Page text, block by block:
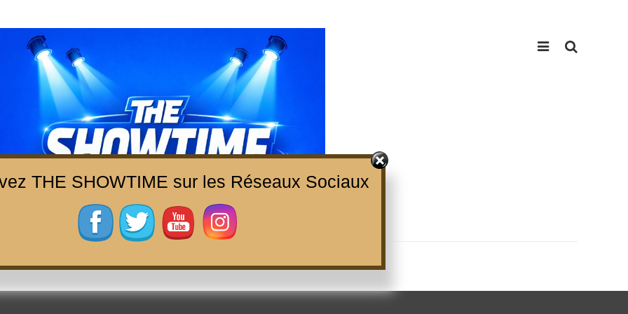
SHOWTIME
magazine sur l'actualité concerts, festivals et showcases
ACCUEIL À PROPOS
THE SHOWTIME sur les Réseaux Sociaux